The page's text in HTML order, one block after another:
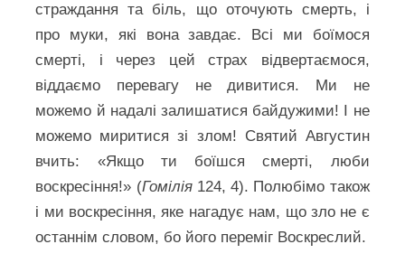
страждання та біль, що оточують смерть, і
про муки, які вона завдає. Всі ми боїмося
смерті, і через цей страх відвертаємося,
віддаємо перевагу не дивитися. Ми не
можемо й надалі залишатися байдужими! І не
можемо миритися зі злом! Святий Августин
вчить: «Якщо ти боїшся смерті, люби
воскресіння!» (Гомілія124, 4). Полюбімо також
і ми воскресіння, яке нагадує нам, що зло не є
останнім словом, бо його переміг Воскреслий.